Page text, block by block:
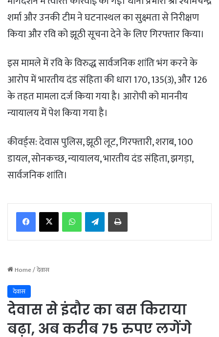
शर्मा और उनकी टीम ने घटनास्थल का सुक्ष्मता से निरीक्षण
किया और रवि को झूठी सूचना देने के लिए गिरफ्तार किया।
इस मामले में रवि के विरुद्ध सार्वजनिक शांति भंग करने के
आरोप में भारतीय दंड संहिता की धारा 170, 135(3), और 126
के तहत मामला दर्ज किया गया है। आरोपी को माननीय
न्यायालय में पेश किया गया है।
कीवर्ड्स: देवास पुलिस, झूठी लूट, गिरफ्तारी, शराब, 100
डायल, सोनकच्छ, न्यायालय, भारतीय दंड संहिता, झगड़ा,
सार्वजनिक शांति।
WhatsAppTelegramPrint